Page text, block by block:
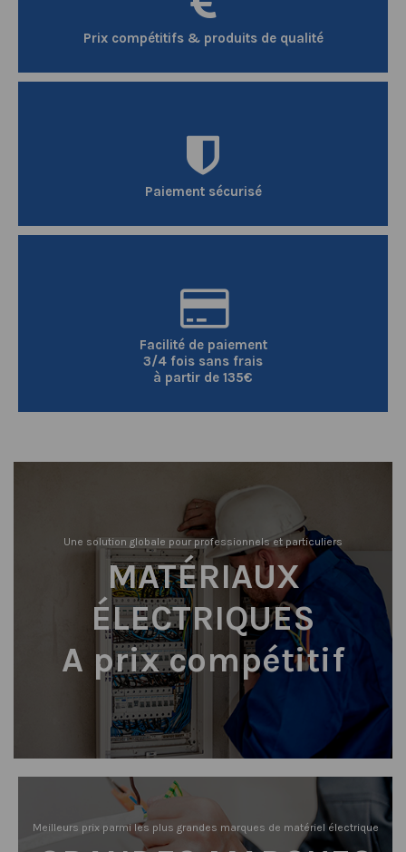
Prix compétitifs & produits de qualité
Paiement sécurisé
Facilité de paiement
3/4 fois sans frais
à partir de 135€
Une solution globale pour professionnels et particuliers
MATÉRIAUX
ÉLECTRIQUES
A prix compétitif
Meilleurs prix parmi les plus grandes marques de matériel électrique